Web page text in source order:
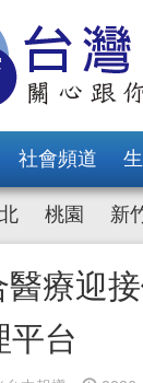
社會頻道
桃園 新
醫療迎
平台